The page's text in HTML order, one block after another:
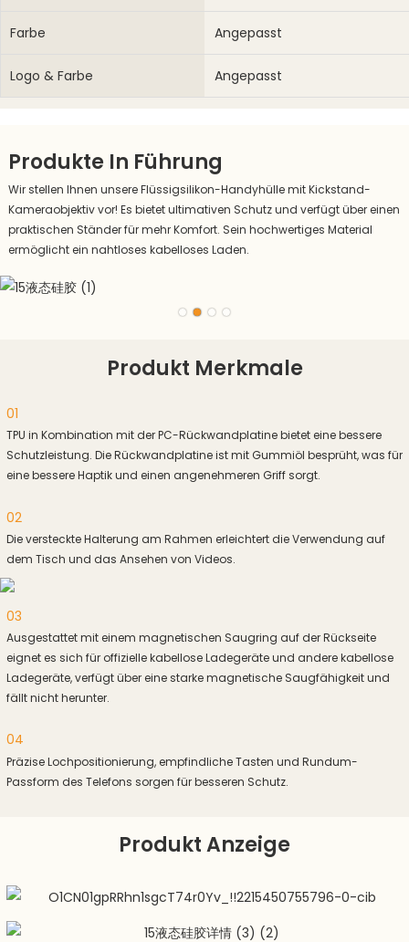
Farbe Angepasst
Logo & Farbe Angepasst
Produkte In Führung
Wir stellen Ihnen unsere Flüssigsilikon-Handyhülle mit Kickstand-
Kameraobjektiv vor! Es bietet ultimativen Schutz und verfügt über einen
praktischen Ständer für mehr Komfort. Sein hochwertiges Material
ermöglicht ein nahtloses kabelloses Laden.
Produkt Merkmale
01
TPU in Kombination mit der PC-Rückwandplatine bietet eine bessere
Schutzleistung. Die Rückwandplatine ist mit Gummiöl besprüht, was für
eine bessere Haptik und einen angenehmeren Griff sorgt.
02
Die versteckte Halterung am Rahmen erleichtert die Verwendung auf
dem Tisch und das Ansehen von Videos.
03
Ausgestattet mit einem magnetischen Saugring auf der Rückseite
eignet es sich für offizielle kabellose Ladegeräte und andere kabellose
Ladegeräte, verfügt über eine starke magnetische Saugfähigkeit und
fällt nicht herunter.
04
Präzise Lochpositionierung, empfindliche Tasten und Rundum-
Passform des Telefons sorgen für besseren Schutz.
Produkt Anzeige